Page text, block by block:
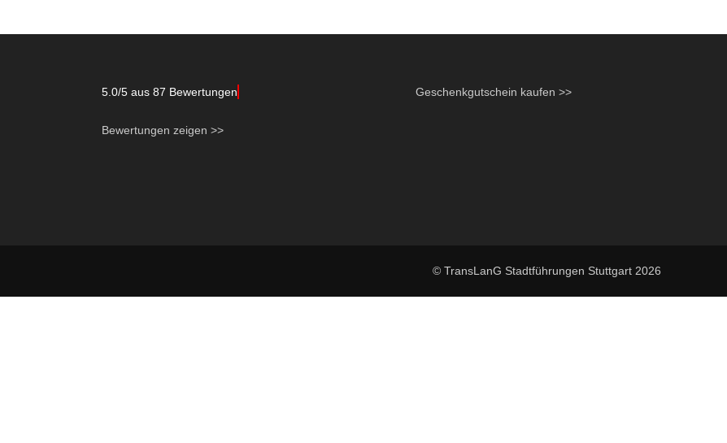
5.0/5 aus 87 Bewertungen
Bewertungen zeigen >>
Geschenkgutschein kaufen >>
© TransLanG Stadtführungen Stuttgart 2026